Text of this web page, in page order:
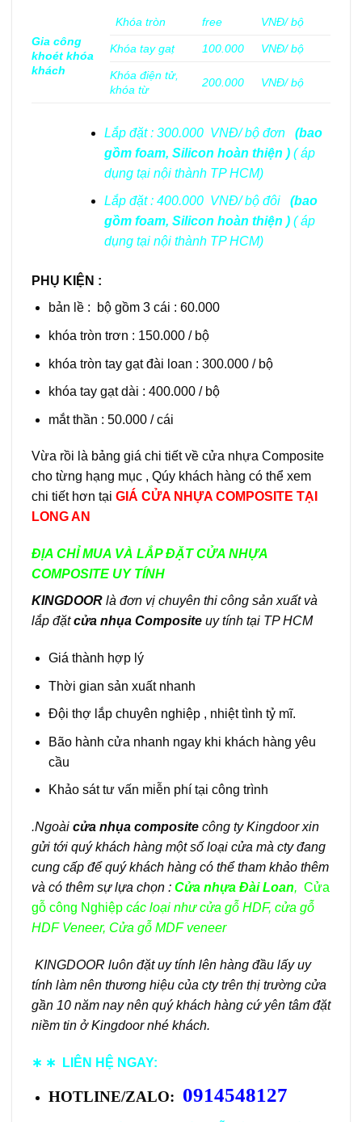
Gia công
khoét khóa
khách
Khóa tròn free VNĐ/ bộ
Khóa tay gaṭ 100.000 VNĐ/ bộ
Khóa điện tử,
khóa từ
200.000 VNĐ/ bộ
Lắp đặt : 300.000 VNĐ/ bộ đơn
(bao
gồm foam, Silicon hoàn thiện ) ( áp
dụng tại nội thành TP HCM)
Lắp đặt : 400.000 VNĐ/ bộ đôi
(bao
gồm foam, Silicon hoàn thiện ) ( áp
dụng tại nội thành TP HCM)
PHỤ KIỆN :
bản lề : bộ gồm 3 cái : 60.000
khóa tròn trơn : 150.000 / bộ
khóa tròn tay gạt đài loan : 300.000 / bộ
khóa tay gạt dài : 400.000 / bộ
mắt thần : 50.000 / cái
Vừa rồi là bảng giá chi tiết về cửa nhựa Composite
cho từng hạng mục , Qúy khách hàng có thể xem
chi tiết hơn tại GIÁ CỬA NHỰA COMPOSITE TẠI
LONG AN
ĐỊA CHỈ MUA VÀ LẮP ĐẶT CỬA NHỰA
COMPOSITE UY TÍNH
KINGDOOR là đơn vị chuyên thi công sản xuất và
lắp đặtcửa nhụa Composite uy tính tại TP HCM
Giá thành hợp lý
Thời gian sản xuất nhanh
Đội thợ lắp chuyên nghiệp , nhiệt tình tỷ mĩ.
Bão hành cửa nhanh ngay khi khách hàng yêu
cầu
Khảo sát tư vấn miễn phí tại công trình
.Ngoài cửa nhụa composite công ty Kingdoor xin
gửi tới quý khách hàng một số loại cửa mà cty đang
cung cấp để quý khách hàng có thể tham khảo thêm
và có thêm sự lựa chọn : Cửa nhựa Đài Loan, Cửa
gỗ công Nghiệp các loại nhưcửa gỗ HDF, cửa gỗ
HDF Veneer, Cửa gỗ MDF veneer
KINGDOOR luôn đặt uy tính lên hàng đầu lấy uy
tính làm nên thương hiệu của cty trên thị trường cửa
gần 10 năm nay nên quý khách hàng cứ yên tâm đặt
niềm tin ở Kingdoor nhé khách.
∗ ∗ LIÊN HỆ NGAY:
HOTLINE/ZALO: 0914548127